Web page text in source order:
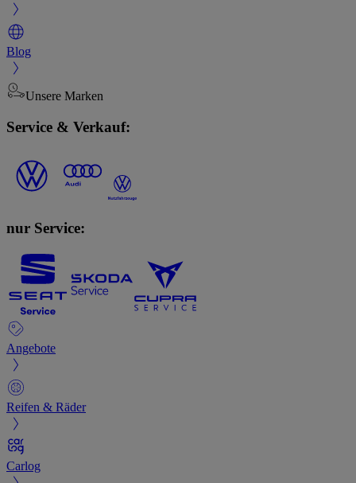
Blog
Unsere Marken
Service & Verkauf:
nur Service:
Angebote
Reifen & Räder
Carlog